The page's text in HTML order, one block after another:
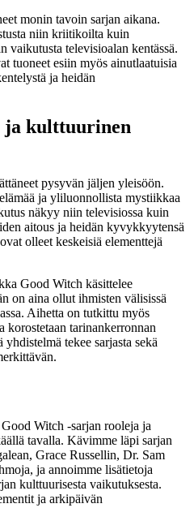
monin tavoin sarjan aikana.
niin kriitikoilta kuin
vaikutusta televisioalan kentässä.
tuoneet esiin myös ainutlaatuisia
ja heidän
ja kulttuurinen
pysyvän jäljen yleisöön.
ja yliluonnollista mystiikkaa
näkyy niin televisiossa kuin
aitous ja heidän kyvykkyytensä
olleet keskeisiä elementtejä
Good Witch käsittelee
on aina ollut ihmisten välisissä
Aihetta on tutkittu myös
korostetaan tarinankerronnan
tekee sarjasta sekä
Witch -sarjan rooleja ja
tavalla. Kävimme läpi sarjan
Grace Russellin, Dr. Sam
ja annoimme lisätietoja
kulttuurisesta vaikutuksesta.
ja arkipäivän